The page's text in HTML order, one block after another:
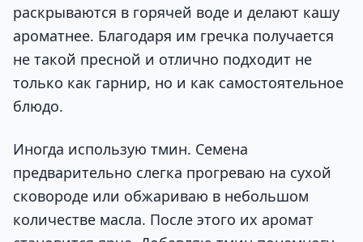
раскрываются в горячей воде и делают кашу
ароматнее. Благодаря им гречка получается
не такой пресной и отлично подходит не
только как гарнир, но и как самостоятельное
блюдо.
Иногда использую тмин. Семена
предварительно слегка прогреваю на сухой
сковороде или обжариваю в небольшом
количестве масла. После этого их аромат